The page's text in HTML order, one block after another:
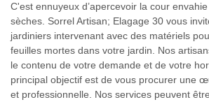
C'est ennuyeux d’apercevoir la cour
sèches. Sorrel Artisan; Elagage 30 vous
jardiniers intervenant avec des matériels
feuilles mortes dans votre jardin. Nos
le contenu de votre demande et de votre
principal objectif est de vous procurer une
et professionnelle. Nos services peuvent